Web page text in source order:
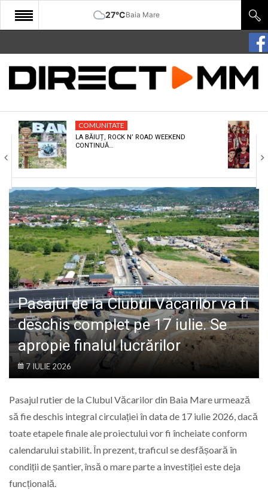
27°CBaia Mare
START
COMUNITATE
CULTURA
ECONOMIE
SANATATE
SPORT
SPECIAL
POLITIC
LIFE
COMUNITATE
LA BĂIUȚ, ROCK N’ ROAD WEEKEND
CONTINUĂ…
Pasajul de la Clubul Văcarilor va fi
deschis complet pe 17 iulie. Se
apropie finalul lucrărilor
7 IULIE 2026
Pasajul rutier de la Clubul Văcarilor din Baia Mare urmează
să fie deschis integral circulației în data de 17 iulie 2026, dacă
toate etapele finale ale proiectului vor fi încheiate conform
calendarului stabilit. În prezent, traficul se desfășoară în
condiții de șantier, însă o mare parte a investiției este deja
funcțională.